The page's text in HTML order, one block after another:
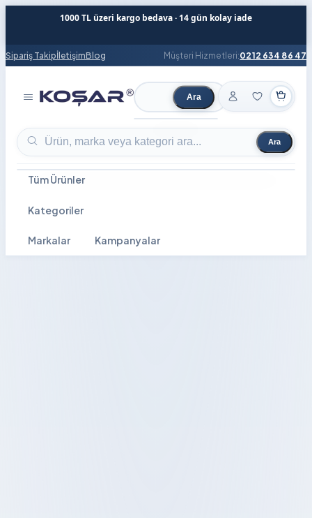
1000 TL üzeri kargo bedava · 14 gün kolay iade
Sipariş TakipİletişimBlog Müşteri Hizmetleri:0212 634 86 47
Ürün ara Ara
Ürün ara Ara
Tüm Ürünler
Kategoriler
Markalar Kampanyalar